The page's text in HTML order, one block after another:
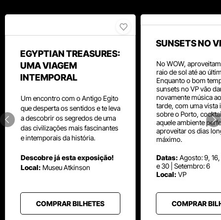
EGYPTIAN TREASURES:
UMA VIAGEM
INTEMPORAL
Um encontro com oAntigo Egito
que desperta os sentidos e te leva
a descobrir os segredos de uma
das civilizações mais fascinantes
e intemporais da história.
Descobre já esta exposição!
Local: MuseuAtkinson
COMPRAR BILHETES
SUNSETS NO
No WOW,
raio de sol até ao
Enquanto o bom
sunsets no VP vão
novamente música
tarde, com uma vista
sobre o Porto,
aquele ambiente
aproveitar os dias
máximo.
Datas: Agosto: 9,
e 30 | Setembro: 6
Local: VP
COMPRAR